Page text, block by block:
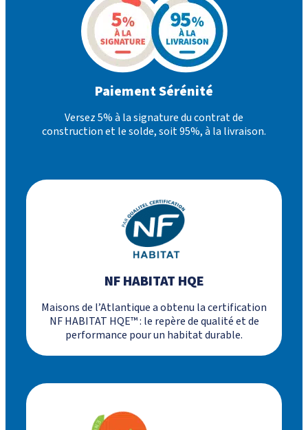
Paiement Sérénité
Versez 5% à la signature du contrat de
construction et le solde, soit 95%, à la livraison.
NF HABITAT HQE
Maisons de l’Atlantique a obtenu la certification
NF HABITAT HQE™ : le repère de qualité et de
performance pour un habitat durable.